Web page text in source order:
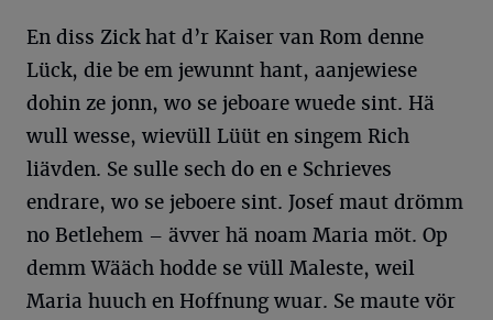
En diss Zick hat d’r Kaiser van Rom denne
Lück, die be em jewunnt hant, aanjewiese
dohin ze jonn, wo se jeboare wuede sint. Hä
wull wesse, wievüll Lüüt en singem Rich
liävden. Se sulle sech do en e Schrieves
endrare, wo se jeboere sint. Josef maut drömm
no Betlehem – ävver hä noam Maria möt. Op
demm Wääch hodde se vüll Maleste, weil
Maria huuch en Hoffnung wuar. Se maute vör